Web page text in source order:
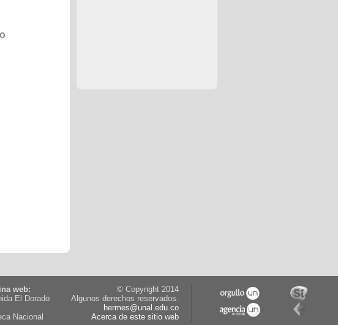
web:
El Dorado
Nacional
© Copyright 2014
Algunos derechos reservados.
hermes@unal.edu.co
Acerca de este sitio web